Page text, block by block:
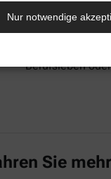
Nur notwendige
Hautausschlag
Berufsleben
Sie